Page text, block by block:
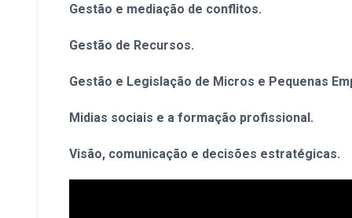
Gestão e mediação de conflitos.
Gestão de Recursos.
Gestão e Legislação de Micros e Pequenas
Midias sociais e a formação profissional.
Visão, comunicação e decisões estratégicas.